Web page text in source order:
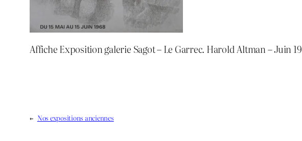
Affiche Exposition galerie Sagot – Le Garrec. Harold Altman – Juin
← Nos expositions anciennes